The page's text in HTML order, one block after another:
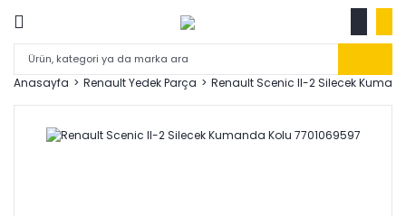
Anasayfa Renault Yedek Parça Renault Scenic II-2 Silecek